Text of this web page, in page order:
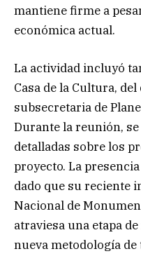
mantiene firme a
económica actual.
La actividad incluyó
Casa de la Cultura,
subsecretaria de
Durante la reunión,
detalladas sobre los
proyecto. La
dado que su reciente
Nacional de
atraviesa una etapa
nueva metodología